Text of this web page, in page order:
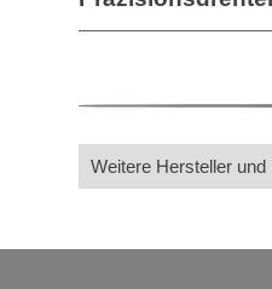
Weitere Hersteller und